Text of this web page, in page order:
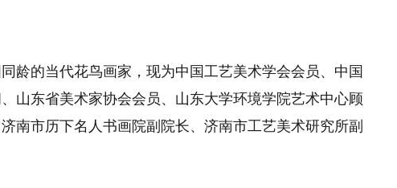
龄的当代花鸟画家，现为中国工艺美术学会会员、中国
山东省美术家协会会员、山东大学环境学院艺术中心顾
南市历下名人书画院副院长、济南市工艺美术研究所副